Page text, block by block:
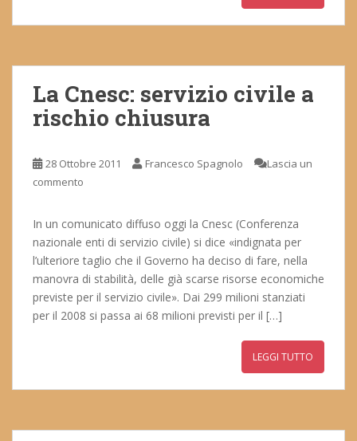
La Cnesc: servizio civile a
rischio chiusura
28 Ottobre 2011 Francesco Spagnolo
Lascia un
commento
In un comunicato diffuso oggi la Cnesc (Conferenza
nazionale enti di servizio civile) si dice «indignata per
l’ulteriore taglio che il Governo ha deciso di fare, nella
manovra di stabilità, delle già scarse risorse economiche
previste per il servizio civile». Dai 299 milioni stanziati
per il 2008 si passa ai 68 milioni previsti per il […]
LEGGI TUTTO